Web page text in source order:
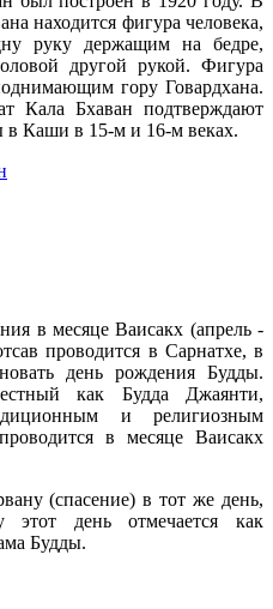
находится фигура человека,
руку держащим на бедре,
другой рукой. Фигура
гору Говардхана.
Кала Бхаван подтверждают
в Каши в 15-м и 16-м веках.
в месяце Ваисакх (апрель -
проводится в Сарнатхе, в
день рождения Будды.
как Будда Джаянти,
и религиозным
в месяце Ваисакх
(спасение) в тот же день,
этот день отмечается как
Будды.